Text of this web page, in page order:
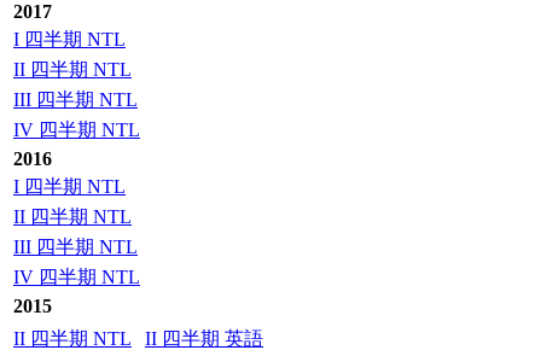
2017
I 四半期 NTL
II 四半期 NTL
III 四半期 NTL
IV 四半期 NTL
2016
I 四半期 NTL
II 四半期 NTL
III 四半期 NTL
IV 四半期 NTL
2015
II 四半期 NTL
II 四半期 英語